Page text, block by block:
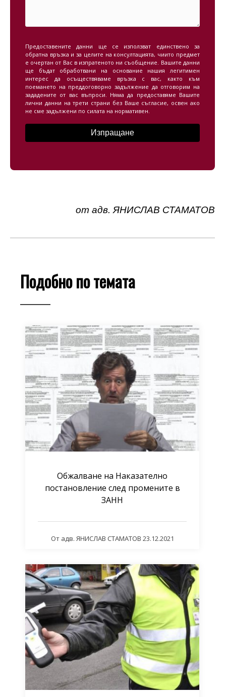
Предоставените данни ще се използват единствено за
обратна връзка и за целите на консултацията, чиито предмет
е очертан от Вас в изпратеното ни съобщение. Вашите данни
ще бъдат обработвани на основание нашия легитимен
интерес да осъществяваме връзка с вас, както към
поемането на преддоговорно задължение да отговорим на
зададените от вас въпроси. Няма да предоставяме Вашите
лични данни на трети страни без Ваше съгласие, освен ако
не сме задължени по силата на нормативен.
от адв. ЯНИСЛАВ СТАМАТОВ
Подобно по темата
Обжалване на Наказателно
постановление след промените в
ЗАНН
От адв. ЯНИСЛАВ СТАМАТОВ 23.12.2021